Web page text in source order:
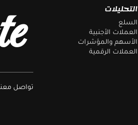
التحليلات
السلع
العملات الأجنبية
الأسهم والمؤشرات
العملات الرقمية
تواصل